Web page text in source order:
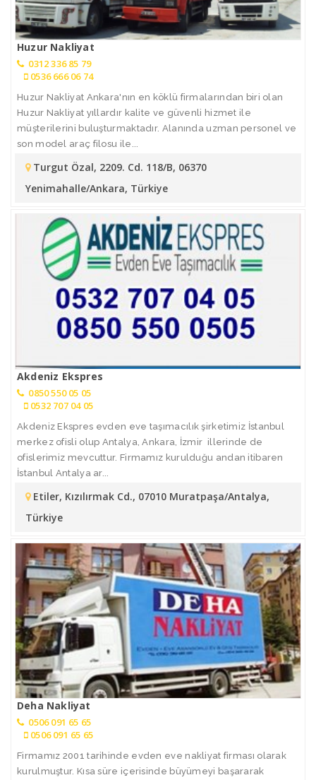
Huzur Nakliyat
0312 336 85 79
0536 666 06 74
Huzur Nakliyat Ankara'nın en köklü firmalarından biri olan
Huzur Nakliyat yıllardır kalite ve güvenli hizmet ile
müşterilerini buluşturmaktadır. Alanında uzman personel ve
son model araç filosu ile...
Turgut Özal, 2209. Cd. 118/B, 06370
Yenimahalle/Ankara, Türkiye
Akdeniz Ekspres
0850 550 05 05
0532 707 04 05
Akdeniz Ekspres evden eve taşımacılık şirketimiz İstanbul
merkez ofisli olup Antalya, Ankara, İzmir illerinde de
ofislerimiz mevcuttur. Firmamız kurulduğu andan itibaren
İstanbul Antalya ar...
Etiler, Kızılırmak Cd., 07010 Muratpaşa/Antalya,
Türkiye
Deha Nakliyat
0506 091 65 65
0506 091 65 65
Firmamız 2001 tarihinde evden eve nakliyat firması olarak
kurulmuştur. Kısa süre içerisinde büyümeyi başararak